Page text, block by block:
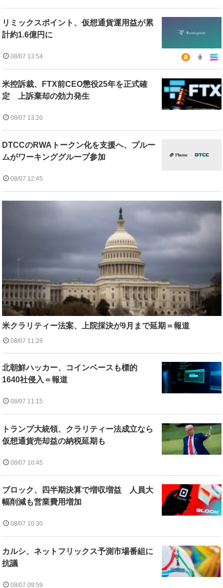
リミックスポイント、仮想通貨運用益が累
計約1.6億円に
08/07 13:54
米控訴裁、FTX前CEO懲役25年を正式確
定 上訴棄却の効力発生
08/07 13:20
DTCCのRWAトークン化を支援へ、プルー
ムがワーキンググループ参加
08/07 12:45
米クラリティー法案、上院採決が9月まで延期＝報道
08/07 11:28
北朝鮮ハッカー、コインベースも標的
1640社侵入＝報道
08/07 11:15
トランプ大統領、クラリティー法成立なら
仮想通貨売却益の納税延期も
08/07 10:45
ブロック、四半期決算で増収増益 人員大
幅削減も営業費用増加
08/07 10:30
カルシ、ネットフリックス予測市場番組に
抗議
08/07 09:59